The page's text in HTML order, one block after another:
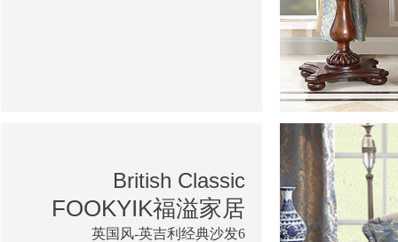
British Classic
FOOKYIK福溢家居
英国风-英吉利经典沙发6